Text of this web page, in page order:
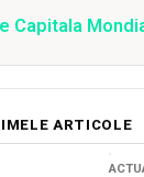
Capitala
ARTICOLE